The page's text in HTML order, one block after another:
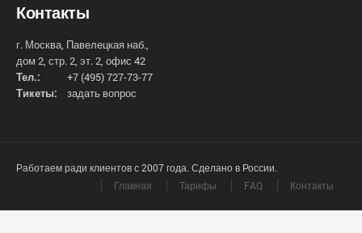
Контакты
г. Москва, Павелецкая наб.,
дом 2, стр. 2, эт. 2, офис 42
Тел.:
+7 (495) 727-73-77
Тикеты:
задать вопрос
Работаем ради клиентов с 2007 года. Сделано в России.
Главная
Тарифы FAQ Контакты